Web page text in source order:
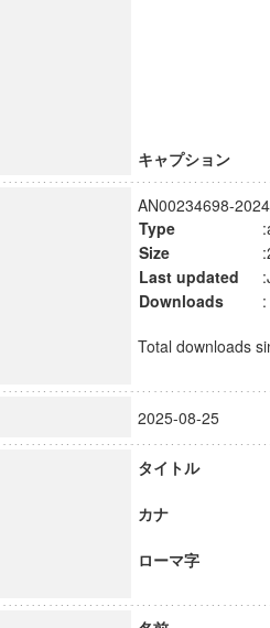
キャプション
AN00234698-
Type
Size
Last updated
Downloads
Total downloads
2025-08-25
タイトル
カナ
ローマ字